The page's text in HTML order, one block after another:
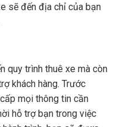
sẽ đến địa chỉ của bạn
quy trình thuê xe mà còn
khách hàng. Trước
mọi thông tin cần
hỗ trợ bạn trong việc